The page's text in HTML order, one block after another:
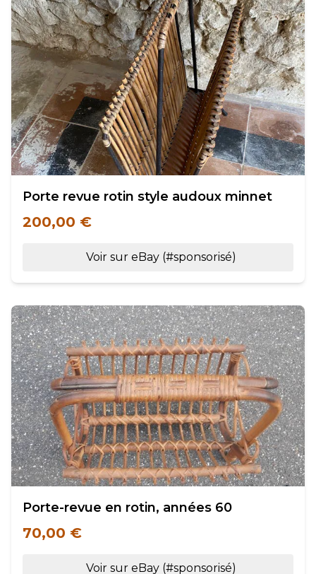
Porte revue rotin style audoux minnet
200,00 €
Voir sur eBay (#sponsorisé)
Porte-revue en rotin, années 60
70,00 €
Voir sur eBay (#sponsorisé)